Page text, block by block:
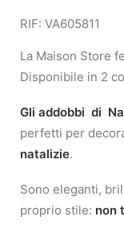
RIF: VA605811
La Maison Store
Disponibile in 2
Gli addobbi di
perfetti per
natalizie.
Sono eleganti,
proprio stile: non